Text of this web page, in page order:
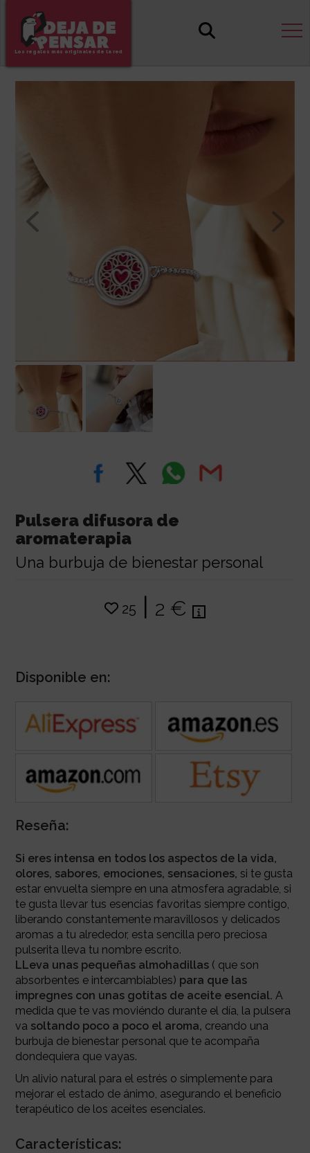
Los regalos más originales de la red
Pulsera difusora de
aromaterapia
Una burbuja de bienestar personal
25 | 2 €
Disponible en:
Reseña:
Si eres intensa en todos los aspectos de la vida,
olores, sabores, emociones, sensaciones, si te gusta
estar envuelta siempre en una atmosfera agradable, si
te gusta llevar tus esencias favoritas siempre contigo,
liberando constantemente maravillosos y delicados
aromas a tu alrededor, esta sencilla pero preciosa
pulserita lleva tu nombre escrito.
LLeva unas pequeñas almohadillas( que son
absorbentes e intercambiables) para que las
impregnes con unas gotitas de aceite esencial. A
medida que te vas moviéndo durante el día, la pulsera
va soltando poco a poco el aroma, creando una
burbuja de bienestar personal que te acompaña
dondequiera que vayas.
Un alivio natural para el estrés o simplemente para
mejorar el estado de ánimo, asegurando el beneficio
terapéutico de los aceites esenciales.
Características: